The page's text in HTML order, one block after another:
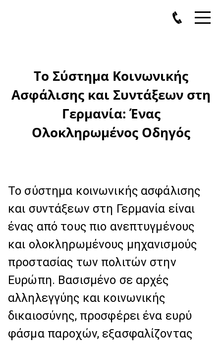
Το Σύστημα Κοινωνικής
Ασφάλισης και Συντάξεων στη
Γερμανία: Ένας
Ολοκληρωμένος Οδηγός
Το σύστημα κοινωνικής ασφάλισης
και συντάξεων στη Γερμανία είναι
ένας από τους πιο ανεπτυγμένους
και ολοκληρωμένους μηχανισμούς
προστασίας των πολιτών στην
Ευρώπη. Βασισμένο σε αρχές
αλληλεγγύης και κοινωνικής
δικαιοσύνης, προσφέρει ένα ευρύ
φάσμα παροχών, εξασφαλίζοντας